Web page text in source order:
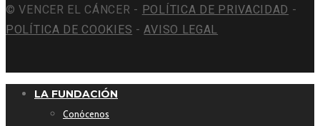
© VENCER EL CÁNCER - POLÍTICA DE PRIVACIDAD -
POLÍTICA DE COOKIES -AVISO LEGAL
LA FUNDACIÓN
Conócenos